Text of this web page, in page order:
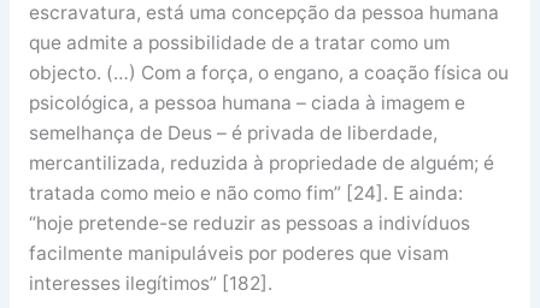
escravatura, está uma concepção da pessoa humana
que admite a possibilidade de a tratar como um
objecto. (…) Com a força, o engano, a coação física ou
psicológica, a pessoa humana – ciada à imagem e
semelhança de Deus – é privada de liberdade,
mercantilizada, reduzida à propriedade de alguém; é
tratada como meio e não como fim” [24]. E ainda:
“hoje pretende-se reduzir as pessoas a indivíduos
facilmente manipuláveis por poderes que visam
interesses ilegítimos” [182].